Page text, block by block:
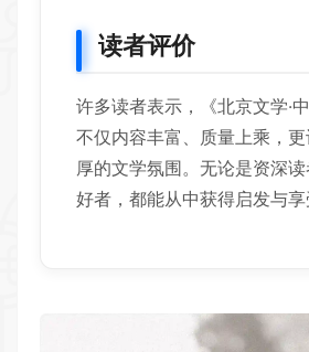
读者评价
许多读者表示，《北京文学·
不仅内容丰富、质量上乘，
厚的文学氛围。无论是资深
好者，都能从中获得启发与享